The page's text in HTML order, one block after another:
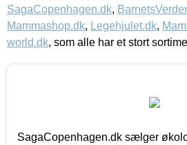
SagaCopenhagen.dk,
Mammashop.dk, Legehjulet.dk,
world.dk, som alle har et stort
SagaCopenhagen.dk sælger